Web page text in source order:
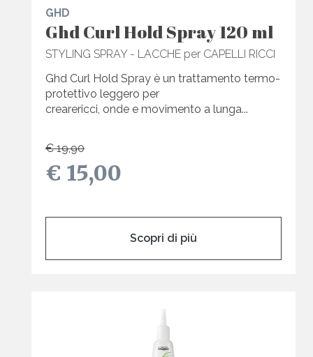
GHD
Ghd Curl Hold Spray 120 ml
STYLING SPRAY - LACCHE per CAPELLI RICCI
Ghd Curl Hold Spray è un trattamento termo-
protettivo leggero per
crearericci, onde e movimento a lunga...
€ 19,90
€ 15,00
Scopri di più